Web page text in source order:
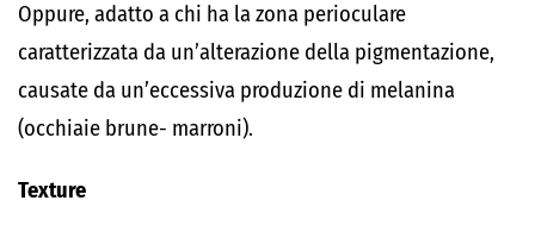
Oppure, adatto a chi ha la zona perioculare
caratterizzata da un’alterazione della pigmentazione,
causate da un’eccessiva produzione di melanina
(occhiaie brune- marroni).
Texture